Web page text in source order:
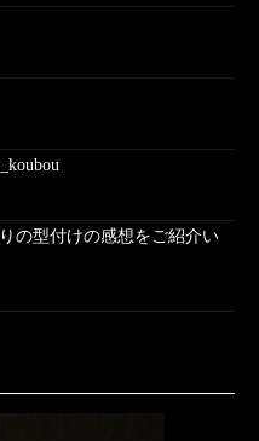
の型付けの感想をご紹介い